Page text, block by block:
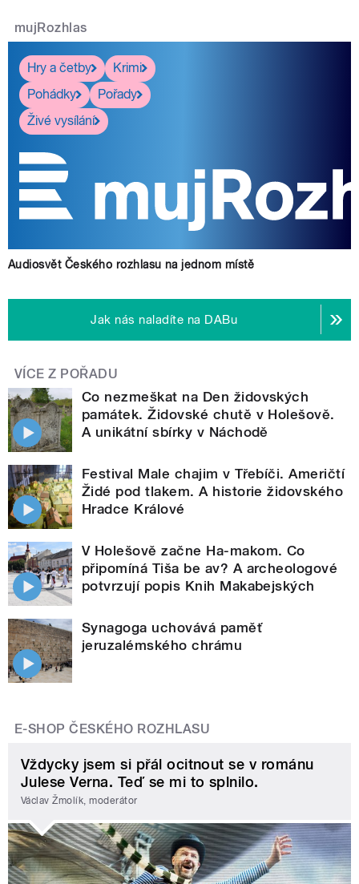
mujRozhlas
Hry a četby
Krimi
Pohádky
Pořady
Živé vysílání
Audiosvět Českého rozhlasu na jednom místě
Jak nás naladíte na DABu
VÍCE Z POŘADU
Co nezmeškat na Den židovských
památek. Židovské chutě v Holešově.
A unikátní sbírky v Náchodě
Festival Male chajim v Třebíči. Američtí
Židé pod tlakem. A historie židovského
Hradce Králové
V Holešově začne Ha-makom. Co
připomíná Tiša be av? A archeologové
potvrzují popis Knih Makabejských
Synagoga uchovává paměť
jeruzalémského chrámu
E-SHOP ČESKÉHO ROZHLASU
Vždycky jsem si přál ocitnout se v románu
Julese Verna. Teď se mi to splnilo.
Václav Žmolík, moderátor